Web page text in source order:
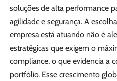
soluções de alta performance
agilidade e segurança. A
empresa está atuando não é
estratégicas que exigem o
compliance, o que evidencia a
portfólio. Esse crescimento